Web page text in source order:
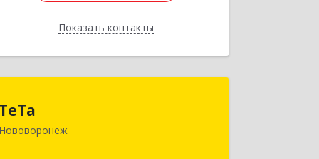
Показать контакты
Назад
ТеТа
Нововоронеж
396 073, Нововоронеж г, а/я, дом № 30